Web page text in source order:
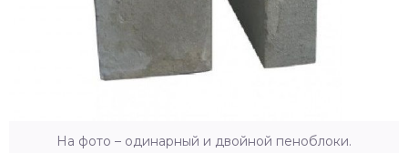
На фото – одинарный и двойной пеноблоки.